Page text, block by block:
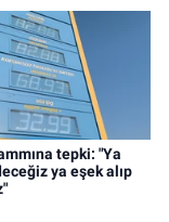
tepki: "Ya
ya eşek alıp